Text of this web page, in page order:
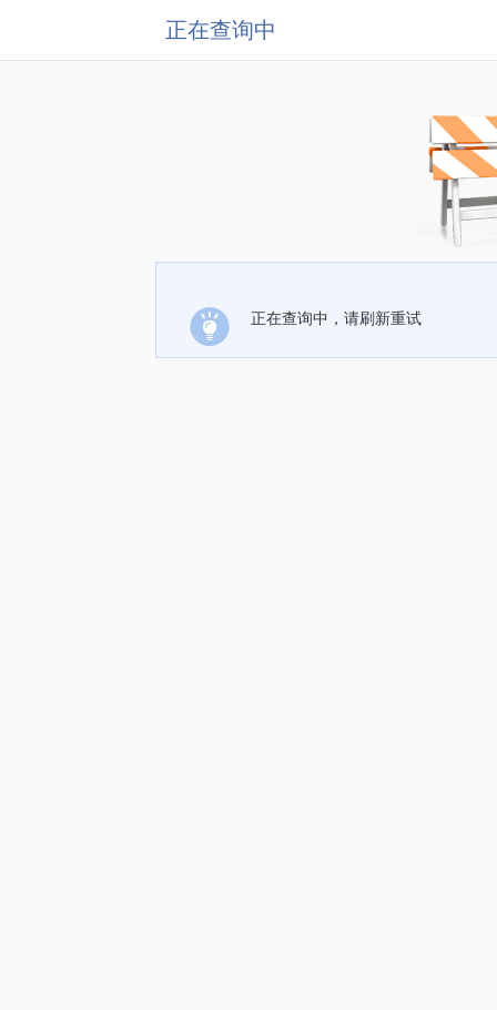
正在查询中
正在查询中，请刷新重试